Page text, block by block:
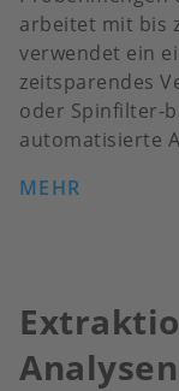
arbeitet mit bis
verwendet ein
zeitsparendes
oder Spinfilter-
automatisierte
MEHR
Analysen